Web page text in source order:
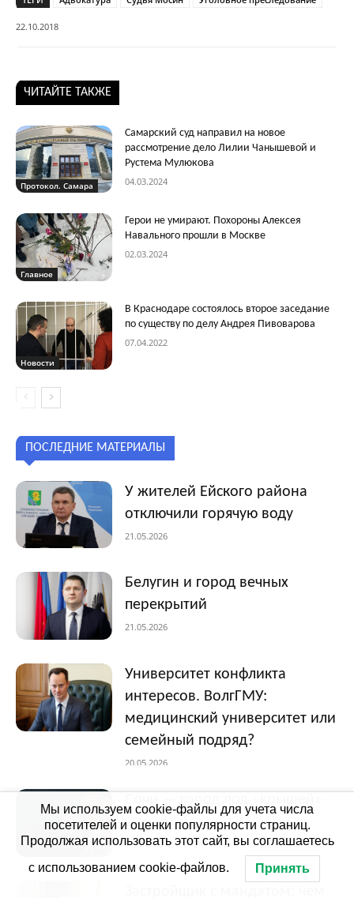
22.10.2018
ЧИТАЙТЕ ТАКЖЕ
Протокол. Самара
Самарский суд направил на новое
рассмотрение дело Лилии Чанышевой и
Рустема Мулюкова
04.03.2024
Главное
Герои не умирают. Похороны Алексея
Навального прошли в Москве
02.03.2024
Новости
В Краснодаре состоялось второе заседание
по существу по делу Андрея Пивоварова
07.04.2022
ПОСЛЕДНИЕ МАТЕРИАЛЫ
У жителей Ейского района
отключили горячую воду
21.05.2026
Белугин и город вечных
перекрытий
21.05.2026
Университет конфликта
интересов. ВолгГМУ:
медицинский университет или
семейный подряд?
20.05.2026
Сочи — город под «крышей»
24.11.2025
Мы используем cookie-файлы для учета числа
посетителей и оценки популярности страниц.
Продолжая использовать этот сайт, вы соглашаетесь
с использованием cookie-файлов. Принять